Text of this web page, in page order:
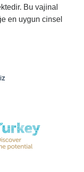
Bu vajinal
en uygun cinsel